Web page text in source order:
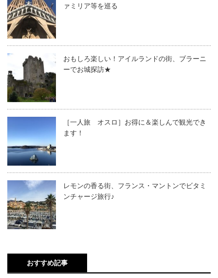
ァミリア等を巡る
おもしろ楽しい！アイルランドの街、ブラーニ
ーでお城探訪★
［一人旅 オスロ］お得に＆楽しんで観光でき
ます！
レモンの香る街、フランス・マントンでビタミ
ンチャージ旅行♪
おすすめ記事